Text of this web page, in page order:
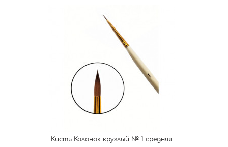
Кисть Колонок круглый № 1 средняя